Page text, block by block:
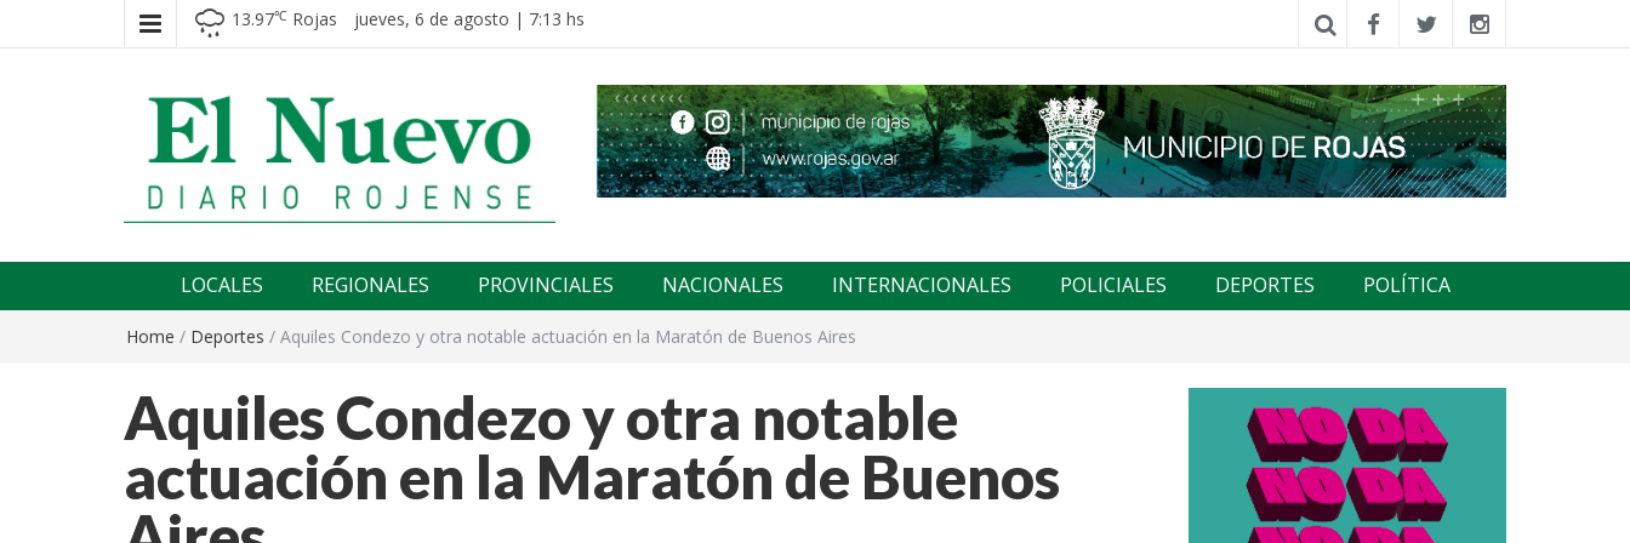
13.97℃ Rojas jueves, 6 de agosto | 7:13 hs
El nuevo rojense
LOCALES REGIONALES PROVINCIALES NACIONALES INTERNACIONALES POLICIALES DEPORTES POLÍTICA
Home / Deportes / Aquiles Condezo y otra notable actuación en la Maratón de Buenos Aires
Aquiles Condezo y otra notable
actuación en la Maratón de Buenos